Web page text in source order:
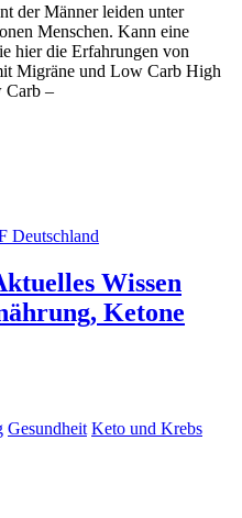
der Männer leiden unter
Menschen. Kann eine
hier die Erfahrungen von
Migräne und Low Carb High
Carb –
Wissen
Ketone
Gesundheit Keto und Krebs